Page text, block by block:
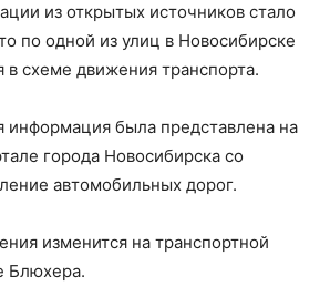
из открытых источников стало
по одной из улиц в Новосибирске
в схеме движения транспорта.
информация была представлена на
города Новосибирска со
автомобильных дорог.
изменится на транспортной
Блюхера.